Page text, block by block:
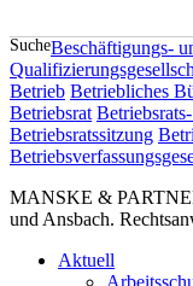
SucheBeschäftigungs-
Betrieb Betriebliches
Betriebsrat
Betriebsratssitzung
MANSKE &
und Ansbach.
Aktuell